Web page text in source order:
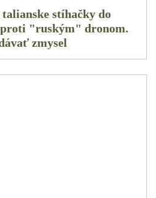
stíhačky do
"ruským" dronom.
zmysel